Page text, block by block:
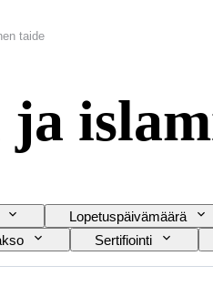
taide
Lopetuspäivämäärä
Sertifiointi